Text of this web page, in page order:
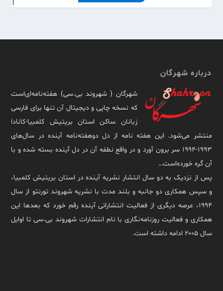
درباره شهرگان
شهرگان ( شهروند بی.سی) هفته‌نامه‌ای‌است
که نسخه چاپی و دیجیتال آن تنها برای فارسی
زبانان ساکن استان بریتیش کلمبیا-کانادا
منتشر می‌شود. این هفته نامه از دل دوهفته‌نامه آینده در سال‌های
۱۹۹۳-۱۹۹۴ سر برون آورد و در واقع نطفه آن در دل آینده بسته شده و با
آن گره خورده‌است…
پس از نزدیک به دو سال انتشار نشریه آینده در استان بریتیش کلمبیا،
و سپس همکاری دو جانبه و بلند مدت با نشریه شهروند تورنتو از سال
۱۹۹۴، عرصه دیگری از فعالیت انتشاراتی آینده رقم خورد که بعدها این
همکاری و فعالیت روزنامه‌نگاری با نام انتشارات شهروند بی.سی تا اوایل
سال ۲۰۰۵ ادامه داشته است.